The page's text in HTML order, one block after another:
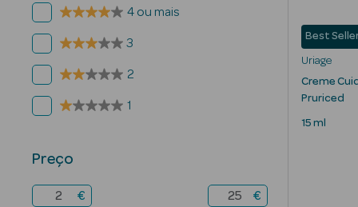
4 ou mais
3
2
1
Preço
€ €
Best
Uriage
Creme
Pruriced
15 ml